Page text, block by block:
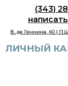
(343)
В. де Геннина, 40 |
КАБИНЕТ